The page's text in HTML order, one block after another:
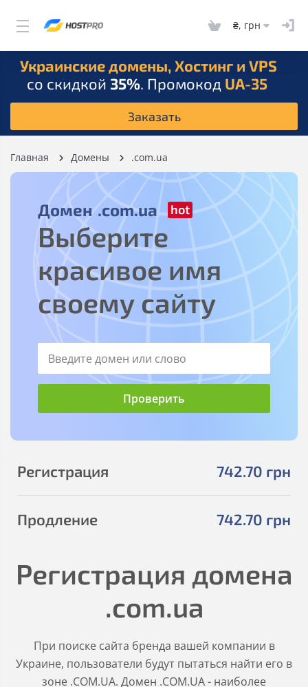
₴, грн
Украинские домены, Хостинг и VPS
со скидкой 35%. Промокод UA-35
Заказать
Главная Домены .com.ua
Домен .com.ua
Выберите
красивое имя
своему сайту
742.70 грн
Регистрация
742.70 грн
Продление
Регистрация домена
.com.ua
При поиске сайта бренда вашей компании в
Украине, пользователи будут пытаться найти его в
зоне .COM.UA. Домен .COM.UA - наиболее